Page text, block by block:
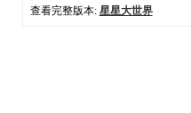
查看完整版本: 星星大世界